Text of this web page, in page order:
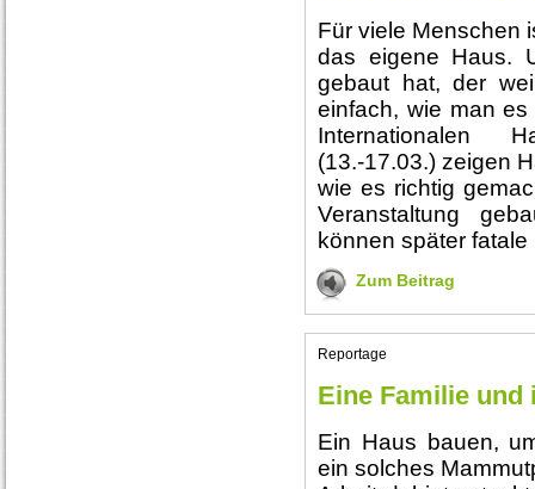
Für viele Menschen
das eigene Haus.
gebaut hat, der
einfach, wie man
Internationalen
(13.-17.03.) zeigen
wie es richtig
Veranstaltung
können später
Zum Beitrag
Reportage
Eine Familie und
Ein Haus bauen,
ein solches